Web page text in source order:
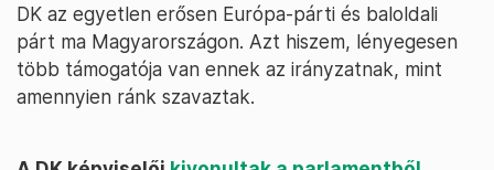
DK az egyetlen erősen Európa-párti és baloldali
párt ma Magyarországon. Azt hiszem, lényegesen
több támogatója van ennek az irányzatnak, mint
amennyien ránk szavaztak.